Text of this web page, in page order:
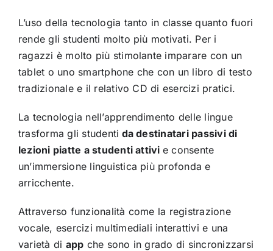
L’uso della tecnologia tanto in classe quanto fuori
rende gli studenti molto più motivati. Per i
ragazzi è molto più stimolante imparare con un
tablet o uno smartphone che con un libro di testo
tradizionale e il relativo CD di esercizi pratici.
La tecnologia nell’apprendimento delle lingue
trasforma gli studenti da destinatari passivi di
lezioni piatte a studenti attivi e consente
un’immersione linguistica più profonda e
arricchente.
Attraverso funzionalità come la registrazione
vocale, esercizi multimediali interattivi e una
varietà di app che sono in grado di sincronizzarsi